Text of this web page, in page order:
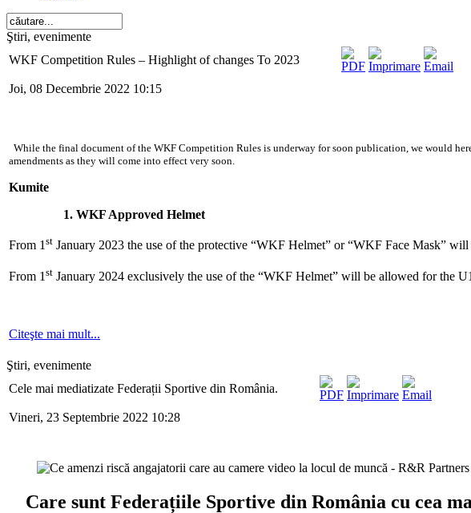
Ştiri, evenimente
WKF Competition Rules – Highlight of changes To 2023
Joi, 08 Decembrie 2022 10:15
While the final document of the WKF Competition Rules is underway for soon publication, we would
amendments as they will come into effect very soon.
Kumite
1. WKF Approved Helmet
From 1st January 2023 the use of the protective “WKF Helmet” or “WKF Face Mask” will
From 1 st January 2024 exclusively the use of the “WKF Helmet” will be allowed for the
Citeşte mai mult...
Ştiri, evenimente
Cele mai mediatizate Federații Sportive din România.
Vineri, 23 Septembrie 2022 10:28
Care sunt Federațiile Sportive din România cu cea